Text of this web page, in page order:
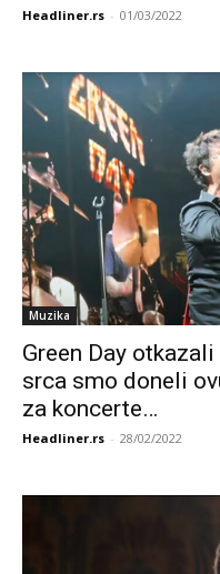
Headliner.rs - 01/03/2022
Muzika
Green Day
srca smo doneli
za koncerte…
Headliner.rs - 28/02/2022